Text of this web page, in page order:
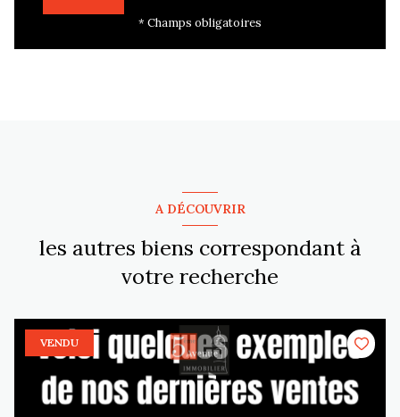
* Champs obligatoires
A DÉCOUVRIR
les autres biens correspondant à
votre recherche
VENDU